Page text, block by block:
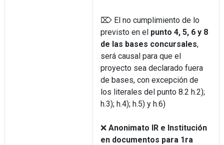
⌦ El no cumplimiento de lo
previsto en el punto 4, 5, 6 y 8
de las bases concursales,
será causal para que el
proyecto sea declarado fuera
de bases, con excepción de
los literales del punto 8.2 h.2);
h.3); h.4); h.5) y h.6)
❌ Anonimato IR e Institución
en documentos para 1ra